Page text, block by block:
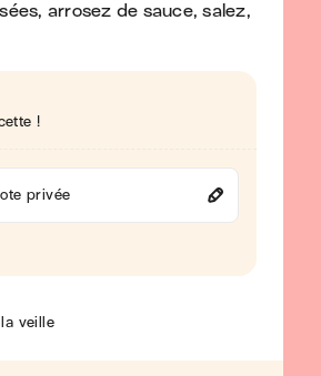
arrosez de sauce, salez,
!
privée
veille